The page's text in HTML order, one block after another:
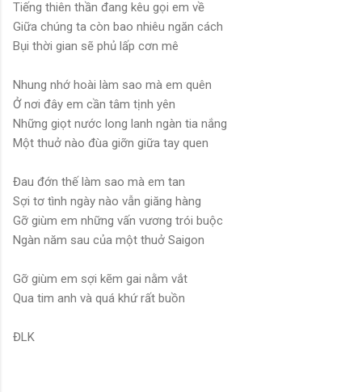
Tiếng thiên thần đang kêu gọi em về
Giữa chúng ta còn bao nhiêu ngăn cách
Bụi thời gian sẽ phủ lấp cơn mê
Nhung nhớ hoài làm sao mà em quên
Ở nơi đây em cần tâm tịnh yên
Những giọt nước long lanh ngàn tia nắng
Một thuở nào đùa giỡn giữa tay quen
Đau đớn thế làm sao mà em tan
Sợi tơ tình ngày nào vẫn giăng hàng
Gỡ giùm em những vấn vương trói buộc
Ngàn năm sau của một thuở Saigon
Gỡ giùm em sợi kẽm gai nằm vắt
Qua tim anh và quá khứ rất buồn
ĐLK